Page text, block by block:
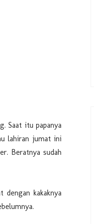
Saat itu papanya
lahiran jumat ini
Beratnya sudah
dengan kakaknya